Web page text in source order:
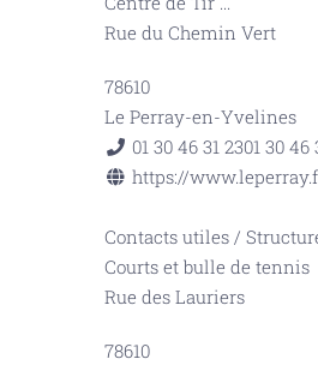
Rue du Chemin Vert
78610
Le Perray-en-Yvelines
01 30 46 31 2301 30 46
https://
Contacts utiles /
Courts et bulle de tennis
Rue des Lauriers
78610